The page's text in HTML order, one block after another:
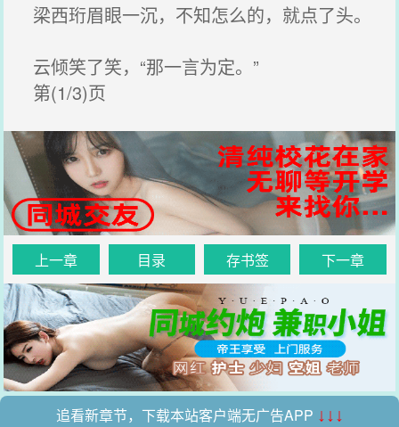
梁西珩眉眼一沉，不知怎么的，就点了头。
云倾笑了笑，“那一言为定。”
第(1/3)页
上一章 目录 存书签 下一章
追看新章节，下载本站客户端无广告APP ↓↓↓